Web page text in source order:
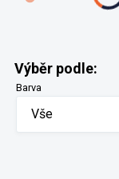
Výběr podle:
Barva
Vše